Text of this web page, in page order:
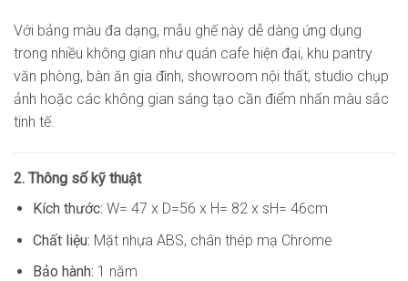
Với bảng màu đa dạng, mẫu ghế này dễ dàng ứng dụng
trong nhiều không gian như quán cafe hiện đại, khu pantry
văn phòng, bàn ăn gia đình, showroom nội thất, studio chụp
ảnh hoặc các không gian sáng tạo cần điểm nhấn màu sắc
tinh tế.
2. Thông số kỹ thuật
Kích thước: W= 47 x D=56 x H= 82 x sH= 46cm
Chất liệu: Mặt nhựa ABS, chân thép mạ Chrome
Bảo hành: 1 năm